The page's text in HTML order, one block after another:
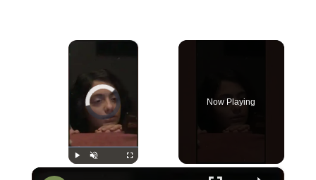
×
Video Player is loading.
Now Playing
×